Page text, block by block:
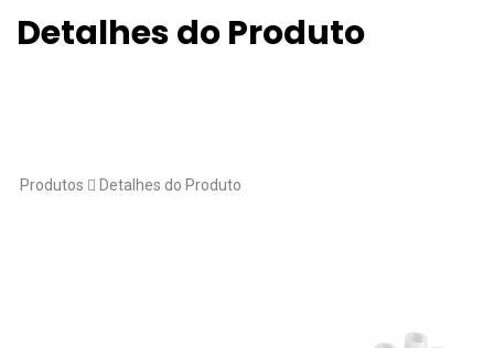
Detalhes do Produto
Produtos Detalhes do Produto